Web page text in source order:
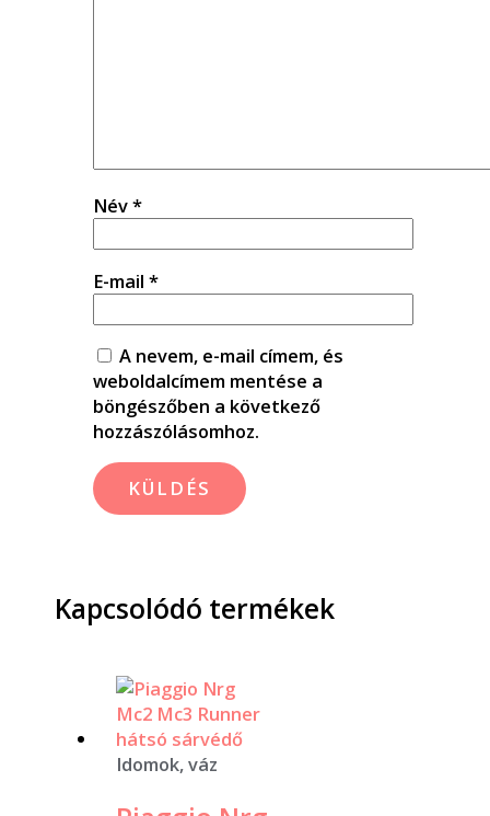
Név*
E-mail *
A nevem, e-mail címem, és
weboldalcímem mentése a
böngészőben a következő
hozzászólásomhoz.
Kapcsolódó termékek
Idomok, váz